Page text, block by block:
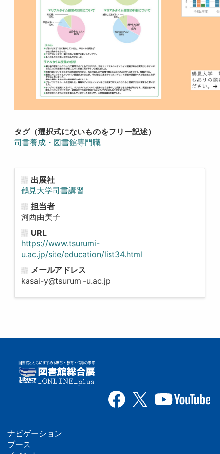
タグ（選択式にないものをフリー記述）
司書養成・図書館専門職
出展社
鶴見大学司書講習
担当者
河西由美子
URL
https://www.tsurumi-
u.ac.jp/site/education/list34.html
メールアドレス
kasai-y@tsurumi-u.ac.jp
フ
ナビゲーション
ブース